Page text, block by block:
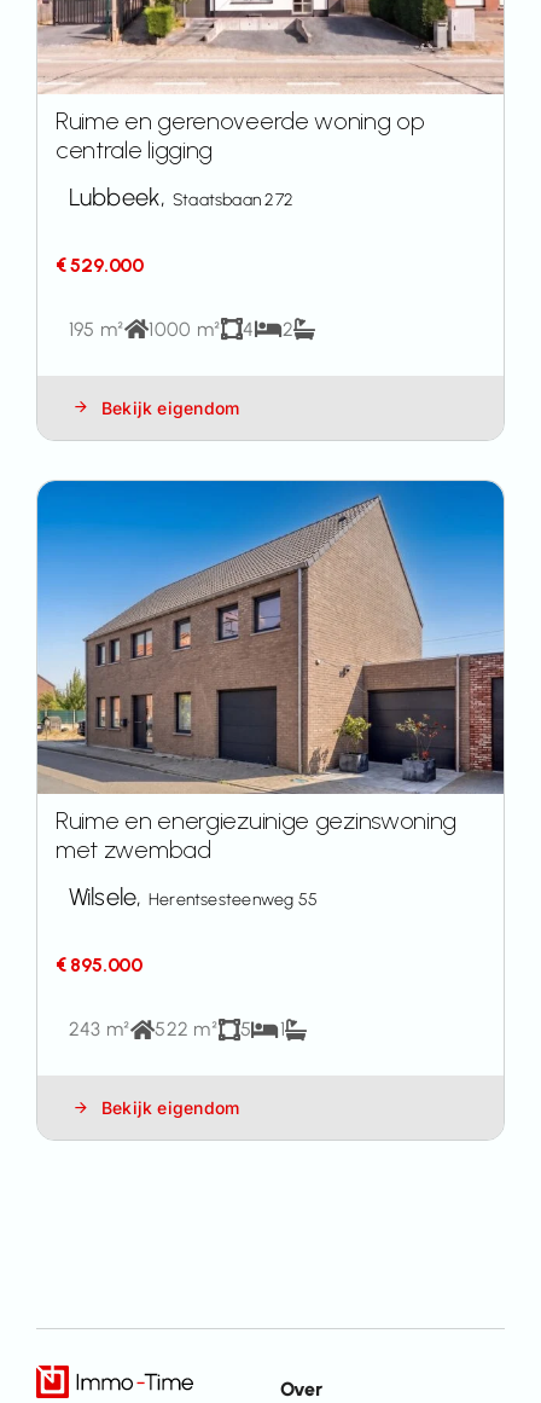
Ruime en gerenoveerde woning op
centrale ligging
Lubbeek, Staatsbaan 272
€ 529.000
195 m² 1000 m² 4 2
Bekijk eigendom
Ruime en energiezuinige gezinswoning
met zwembad
Wilsele, Herentsesteenweg 55
€ 895.000
243 m² 522 m² 5 1
Bekijk eigendom
Over